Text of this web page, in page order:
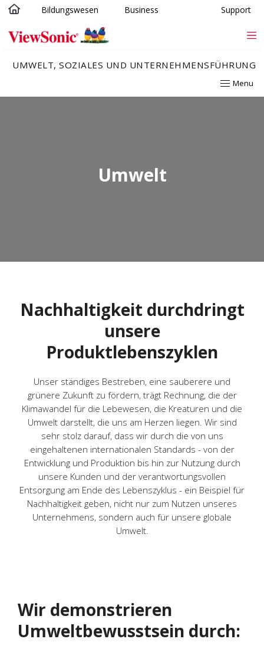
Skip to main content
Bildungswesen Business Support
UMWELT, SOZIALES UND UNTERNEHMENSFÜHRUNG
Menu
Umwelt
Nachhaltigkeit durchdringt
unsere
Produktlebenszyklen
Unser ständiges Bestreben, eine sauberere und
grünere Zukunft zu fördern, trägt Rechnung, die der
Klimawandel für die Lebewesen, die Kreaturen und die
Umwelt darstellt, die uns am Herzen liegen. Wir sind
sehr stolz darauf, dass wir durch die von uns
eingehaltenen internationalen Standards - von der
Entwicklung und Produktion bis hin zur Nutzung durch
unsere Kunden und der verantwortungsvollen
Entsorgung am Ende des Lebenszyklus - ein Beispiel für
Nachhaltigkeit geben, nicht nur zum Nutzen unseres
Unternehmens, sondern auch für unsere globale
Umwelt.
Wir demonstrieren
Umweltbewusstsein durch: